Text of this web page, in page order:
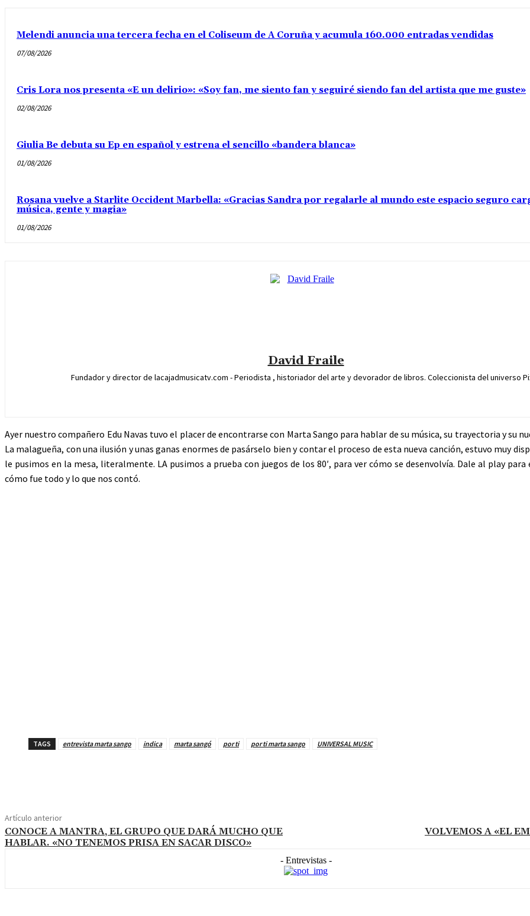
Melendi anuncia una tercera fecha en el Coliseum de A Coruña y acumula 160.000 entradas vendidas
07/08/2026
Cris Lora nos presenta «E un delirio»: «Soy fan, me siento fan y seguiré siendo fan del artista que me guste»
02/08/2026
Giulia Be debuta su Ep en español y estrena el sencillo «bandera blanca»
01/08/2026
Rosana vuelve a Starlite Occident Marbella: «Gracias Sandra por regalarle al mundo este espacio seguro
música, gente y magia»
01/08/2026
David Fraile
Fundador y director de lacajadmusicatv.com - Periodista , historiador del arte y devorador de libros. Coleccionista del universo
Ayer nuestro compañero Edu Navas tuvo el placer de encontrarse con Marta Sango para hablar de su música, su trayectoria y su
La malagueña, con una ilusión y unas ganas enormes de pasárselo bien y contar el proceso de esta nueva canción, estuvo muy
le pusimos en la mesa, literalmente. LA pusimos a prueba con juegos de los 80′, para ver cómo se desenvolvía. Dale al play para
cómo fue todo y lo que nos contó.
TAGS entrevista marta sango indica marta sangó por ti por ti marta sango UNIVERSAL MUSIC
Artículo anterior
CONOCE A MANTRA, EL GRUPO QUE DARÁ MUCHO QUE
HABLAR. «NO TENEMOS PRISA EN SACAR DISCO»
VOLVEMOS A «EL
- Entrevistas -